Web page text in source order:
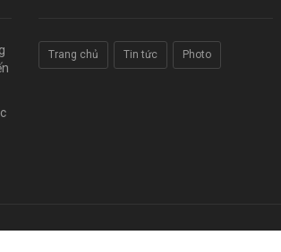
Trang chủ Tin tức Photo